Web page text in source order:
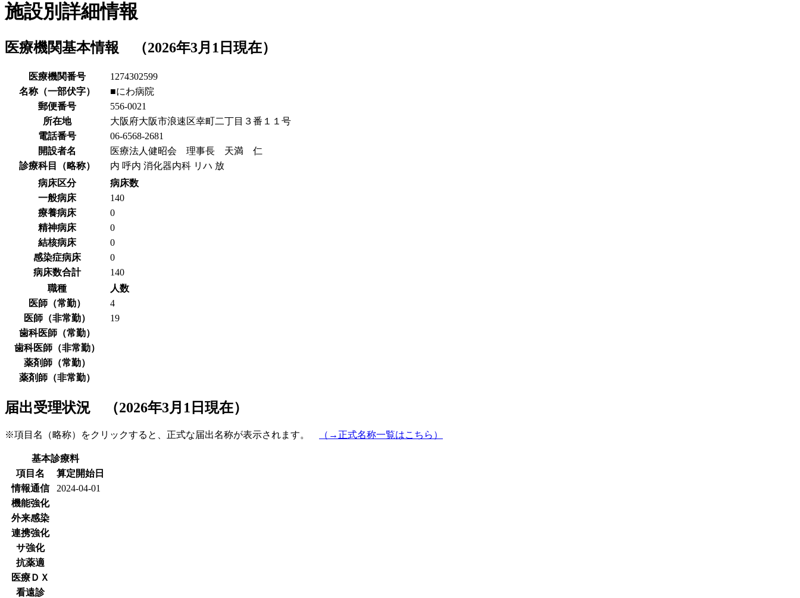
施設別詳細情報
医療機関基本情報 （2026年3月1日現在）
医療機関番号
1274302599
名称（一部伏字）
■にわ病院
郵便番号
556-0021
所在地
大阪府大阪市浪速区幸町二丁目３番１１号
電話番号
06-6568-2681
開設者名
医療法人健昭会 理事長 天満 仁
診療科目（略称）
内 呼内 消化器内科 リハ 放
病床区分
病床数
一般病床
140
療養病床
0
精神病床
0
結核病床
0
感染症病床
0
病床数合計
140
職種
人数
医師（常勤）
4
医師（非常勤）
19
歯科医師（常勤）
歯科医師（非常勤）
薬剤師（常勤）
薬剤師（非常勤）
届出受理状況 （2026年3月1日現在）
※項目名（略称）をクリックすると、正式な届出名称が表示されます。 （→正式名称一覧はこちら）
基本診療料
項目名
算定開始日
情報通信
2024-04-01
機能強化
外来感染
連携強化
サ強化
抗薬適
医療ＤＸ
看遠診